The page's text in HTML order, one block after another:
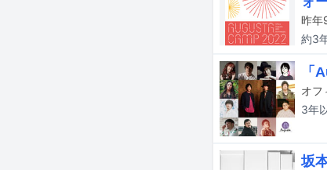
約3
「
3年
坂